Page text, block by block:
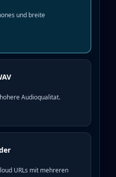
und breite
Audioqualitat.
URLs mit mehreren